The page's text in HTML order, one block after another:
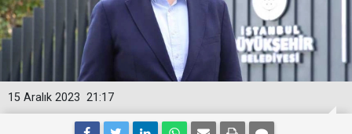
21:17
15 Aralık 2023